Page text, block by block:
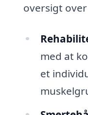
oversigt
med at
et